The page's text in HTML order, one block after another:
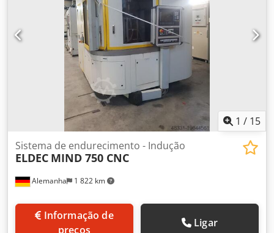
1 / 15
Alemanha 1 822 km
Sistema de endurecimento - Indução
ELDEC MIND 750 CNC
preços
Ligar